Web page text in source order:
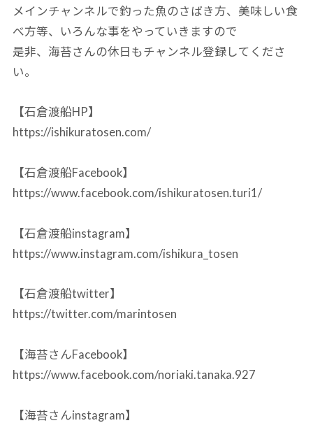
メインチャンネルで釣った魚のさばき方、美味しい食
べ方等、いろんな事をやっていきますので
是非、海苔さんの休日もチャンネル登録してくださ
い。
【石倉渡船HP】
https://ishikuratosen.com/
【石倉渡船Facebook】
https://www.facebook.com/ishikuratosen.turi1/
【石倉渡船instagram】
https://www.instagram.com/ishikura_tosen
【石倉渡船twitter】
https://twitter.com/marintosen
【海苔さんFacebook】
https://www.facebook.com/noriaki.tanaka.927
【海苔さんinstagram】